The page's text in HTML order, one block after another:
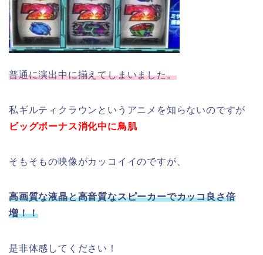
普通に演出中に揃えてしまいました。
私ギルティクラウンというアニメを知らないのですが
ビッグボーナス消化中に鳥肌
そもそもの映像がカッコイイのですが、
高画質な液晶と高音質なスピーカーでカッコ良さ倍
増！！
是非体感してください！